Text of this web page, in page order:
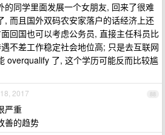
的同学里面发展一个女朋友, 回来了很难
, 而且国外双码农安家落户的话经济上还
回国也可以考虑公务员, 直接主任科员比
不差工作稳定社会地位高; 只是去互联网
overqualify 了, 这个学历可能反而比较尴
88
2017
严重
善的趋势